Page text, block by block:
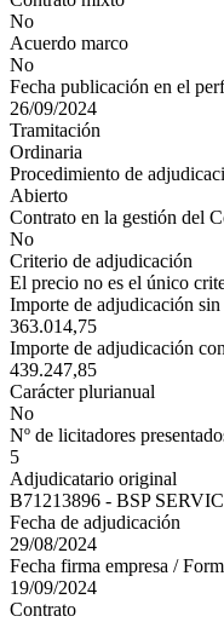
No
Acuerdo marco
No
Fecha publicación en el
26/09/2024
Tramitación
Ordinaria
Procedimiento de
Abierto
Contrato en la gestión del
No
Criterio de adjudicación
El precio no es el único
Importe de adjudicación
363.014,75
Importe de adjudicación
439.247,85
Carácter plurianual
No
Nº de licitadores
5
Adjudicatario original
B71213896 - BSP
Fecha de adjudicación
29/08/2024
Fecha firma empresa /
19/09/2024
Contrato